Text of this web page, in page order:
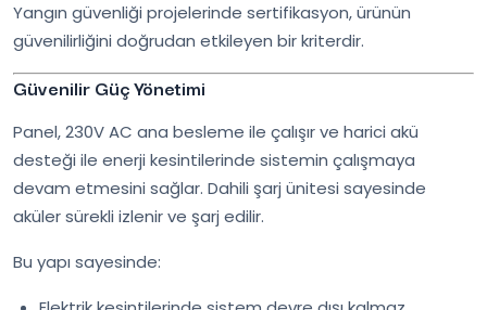
Yangın güvenliği projelerinde sertifikasyon, ürünün
güvenilirliğini doğrudan etkileyen bir kriterdir.
Güvenilir Güç Yönetimi
Panel, 230V AC ana besleme ile çalışır ve harici akü
desteği ile enerji kesintilerinde sistemin çalışmaya
devam etmesini sağlar. Dahili şarj ünitesi sayesinde
aküler sürekli izlenir ve şarj edilir.
Bu yapı sayesinde: